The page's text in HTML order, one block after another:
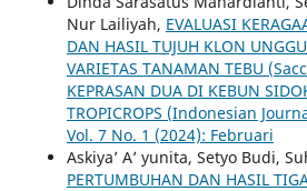
Nur Lailiyah, EVALUASI
DAN HASIL TUJUH KLON
VARIETAS TANAMAN TEBU
KEPRASAN DUA DI KEBUN
TROPICROPS (Indonesian
Vol. 7 No. 1 (2024): Februari
Askiya’ A’ yunita, Setyo Budi,
PERTUMBUHAN DAN HASIL